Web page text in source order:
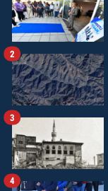
2
3
4